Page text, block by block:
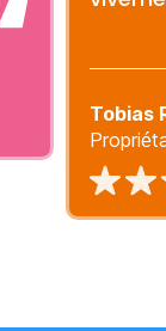
Tobias